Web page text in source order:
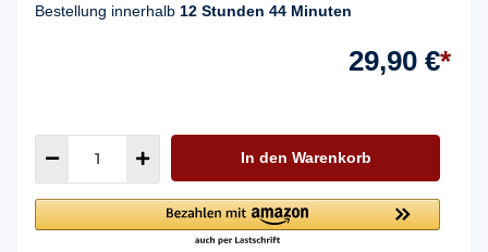
Bestellung innerhalb 12 Stunden 44 Minuten
29,90 €*
In den Warenkorb